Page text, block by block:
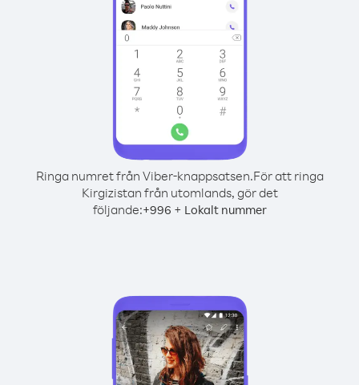
Ringa numret från Viber-knappsatsen.För att ringa
Kirgizistan från utomlands, gör det
följande:+996 + Lokalt nummer